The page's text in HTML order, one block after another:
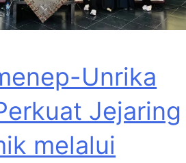
Unrika
Jejaring
melalui